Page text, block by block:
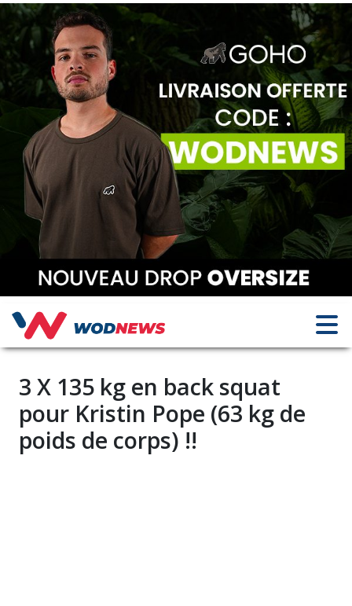
3 X 135 kg en back squat
pour Kristin Pope (63 kg de
poids de corps) !!